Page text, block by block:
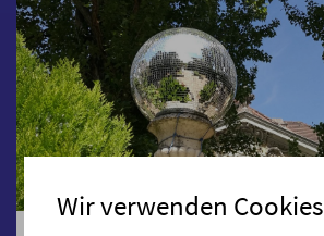
Wir verwenden Cookies